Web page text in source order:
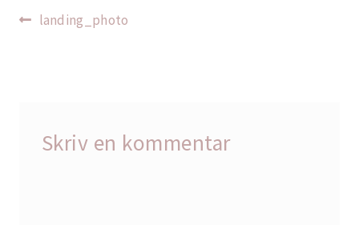
Indlægsnavigation
Forrige
landing_photo
Skriv en kommentar